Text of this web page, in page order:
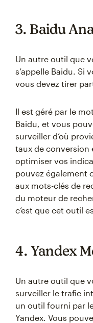
3. Baidu
Un autre outil que
s’appelle Baidu. Si
vous devez tirer
Il est géré par le
Baidu, et vous
surveiller d’où
taux de conversion
optimiser vos
pouvez également
aux mots-clés de
du moteur de
c’est que cet outil
4. Yandex
Un autre outil que
surveiller le trafic
un outil fourni par
Yandex. Vous